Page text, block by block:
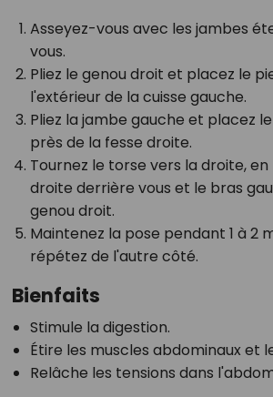
Asseyez-vous avec les jambes
vous.
Pliez le genou droit et placez le
l'extérieur de la cuisse gauche.
Pliez la jambe gauche et placez
près de la fesse droite.
Tournez le torse vers la droite,
droite derrière vous et le bras
genou droit.
Maintenez la pose pendant 1 à 2
répétez de l'autre côté.
Bienfaits
Stimule la digestion.
Étire les muscles abdominaux et
Relâche les tensions dans